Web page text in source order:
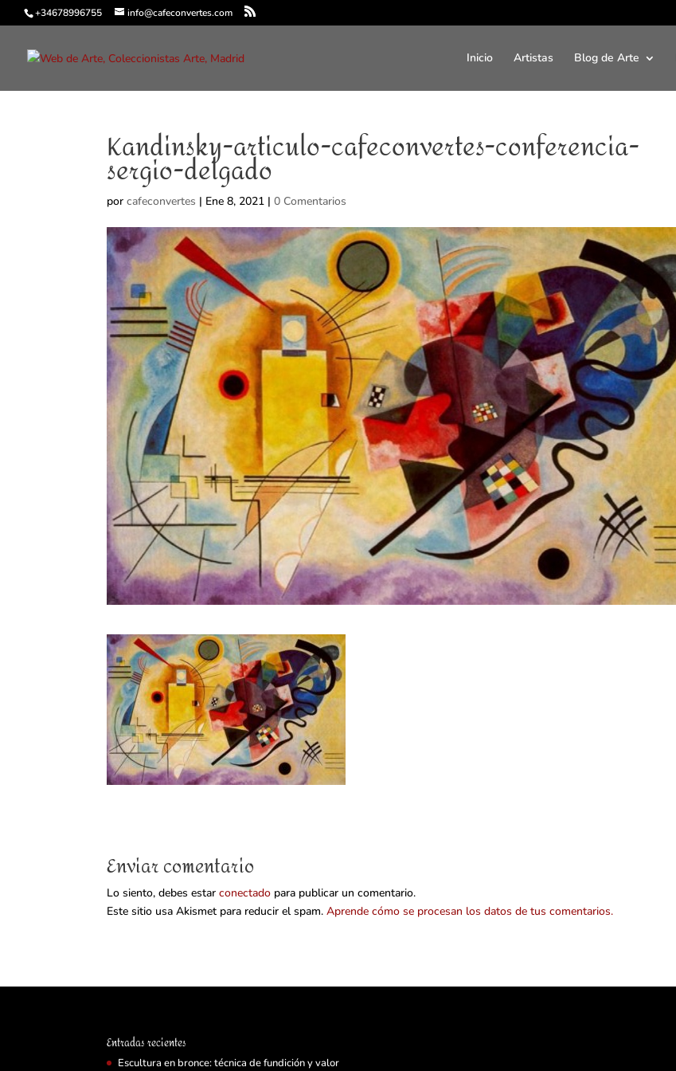
+34678996755 info@cafeconvertes.com
Inicio Artistas Blog de Arte
Kandinsky-articulo-cafeconvertes-conferencia-
sergio-delgado
porcafeconvertes | Ene 8, 2021 |0 Comentarios
Enviar comentario
Lo siento, debes estarconectado para publicar un comentario.
Este sitio usa Akismet para reducir el spam.Aprende cómo se procesan los datos de tus comentarios.
Entradas recientes
Escultura en bronce: técnica de fundición y valor